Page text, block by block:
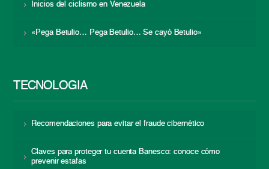
Inicios del ciclismo en Venezuela
«Pega Betulio… Pega Betulio… Se cayó Betulio»
TECNOLOGÍA
Recomendaciones para evitar el fraude cibernético
Claves para proteger tu cuenta Banesco: conoce cómo
prevenir estafas